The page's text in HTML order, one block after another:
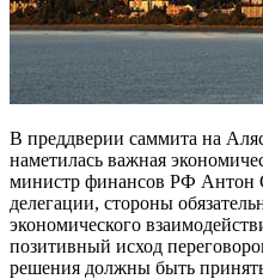
В преддверии саммита на
наметилась важная
министр финансов РФ Антон
делегации, стороны
экономического
позитивный исход
решения должны быть